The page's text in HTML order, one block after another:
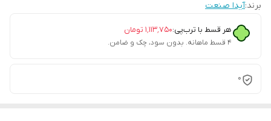
برند:آیدا صنعت
هر قسط با ترب‌پی:۱٬۱۱۳٬۷۵۰ تومان
۴ قسط ماهانه. بدون سود، چک و ضامن.
0